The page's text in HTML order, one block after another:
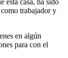
trabajador y
en algún
para con el